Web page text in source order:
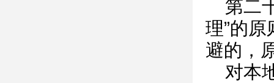
第二
理”的
避的，
对本